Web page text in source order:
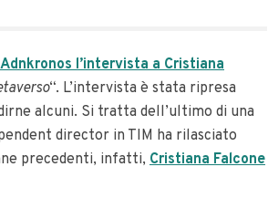
l’intervista a Cristiana
“. L’intervista è stata ripresa
alcuni. Si tratta dell’ultimo di una
director in TIM ha rilasciato
precedenti, infatti, Cristiana Falcone